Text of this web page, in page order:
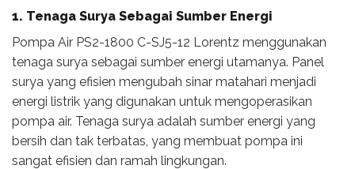
1. Tenaga Surya Sebagai Sumber Energi
Pompa Air PS2-1800 C-SJ5-12 Lorentz menggunakan
tenaga surya sebagai sumber energi utamanya. Panel
surya yang efisien mengubah sinar matahari menjadi
energi listrik yang digunakan untuk mengoperasikan
pompa air. Tenaga surya adalah sumber energi yang
bersih dan tak terbatas, yang membuat pompa ini
sangat efisien dan ramah lingkungan.